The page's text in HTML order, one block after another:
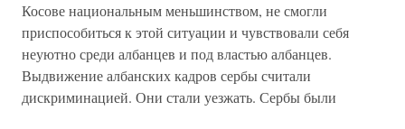
Косове национальным меньшинством, не смогли
приспособиться к этой ситуации и чувствовали себя
неуютно среди албанцев и под властью албанцев.
Выдвижение албанских кадров сербы считали
дискриминацией. Они стали уезжать. Сербы были